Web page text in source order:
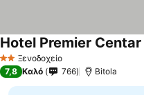
2 ΑστέριαΞενοδοχείο
Hotel Premier Centar
7,8 Καλό 766 Bitola